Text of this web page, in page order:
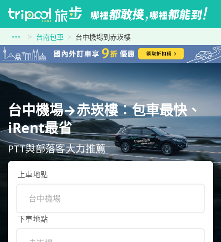
台南包車 台中機場到赤崁樓
台中機場→赤崁樓：包車最快、
iRent最省
PTT與部落客大力推薦
上車地點
下車地點